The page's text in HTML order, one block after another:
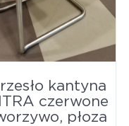
kantyna
czerwone
płoza